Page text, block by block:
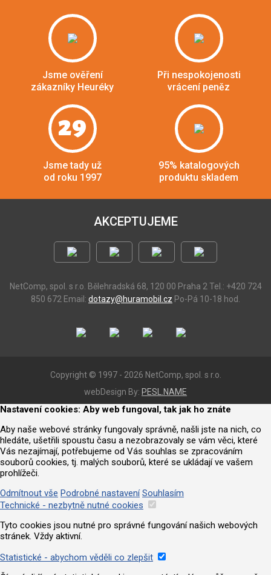
Jsme ověření
zákazníky Heuréky
Při nespokojenosti
vrácení peněz
29
Jsme tady už
od roku 1997
95% katalogových
produktu skladem
AKCEPTUJEME
NetComp, spol. s r.o. Bělehradská 68, 120 00 Praha 2 Tel.: +420 724
850 672 Email: dotazy@huramobil.cz Po-Pá 10-18 hod.
Copyright © 1997 - 2026 NetComp, spol. s r.o.
webDesign By: PESL.NAME
Nastavení cookies: Aby web fungoval, tak jak ho znáte
Aby naše webové stránky fungovaly správně, našli jste na nich, co
hledáte, ušetřili spoustu času a nezobrazovaly se vám věci, které
Vás nezajímají, potřebujeme od Vás souhlas se zpracováním
souborů cookies, tj. malých souborů, které se ukládají ve vašem
prohlížeči.
Odmítnout vše Podrobné nastavení Souhlasím
Technické - nezbytně nutné cookies
Tyto cookies jsou nutné pro správné fungování našich webových
stránek. Vždy aktivní.
Statistické - abychom věděli co zlepšit